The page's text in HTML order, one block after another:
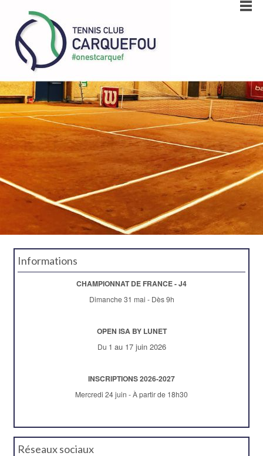
Informations
CHAMPIONNAT DE FRANCE - J4
Dimanche 31 mai - Dès 9h
OPEN ISA BY LUNET
Du 1 au 17 juin 2026
INSCRIPTIONS 2026-2027
Mercredi 24 juin - À partir de 18h30
Réseaux sociaux